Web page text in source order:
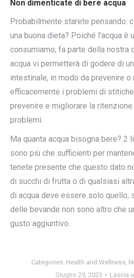
Non dimenticate di bere acqua
Probabilmente starete pensando:
una buona dieta? Poiché l’acqua è
consumiamo, fa parte della nostra
acqua vi permetterà di godere di
intestinale, in modo da prevenire o
efficacemente i problemi di
prevenire e migliorare la
problemi.
Ma quanta acqua bisogna bere? 2
sono più che sufficienti per
tenete presente che questo dato
di succhi di frutta o di qualsiasi
di acqua deve essere solo quello,
delle bevande non sono altro che
gusto aggiuntivo.
Categories: Health and Wellness,
Giugno 29, 2023
Lascia